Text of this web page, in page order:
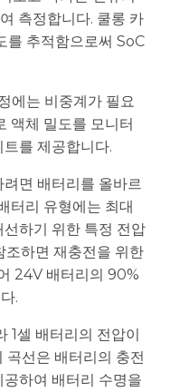
측정합니다. 쿨롱 카
를 추적함으로써 SoC
에는 비중계가 필요
액체 밀도를 모니터
를 제공합니다.
면 배터리를 올바르
터리 유형에는 최대
하기 위한 특정 전압
조하면 재충전을 위한
24V 배터리의 90%
.
1셀 배터리의 전압이
곡선은 배터리의 충전
하여 배터리 수명을